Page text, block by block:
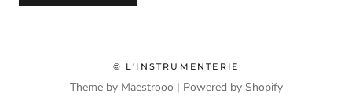
© L'INSTRUMENTERIE
Theme by Maestrooo | Powered by Shopify